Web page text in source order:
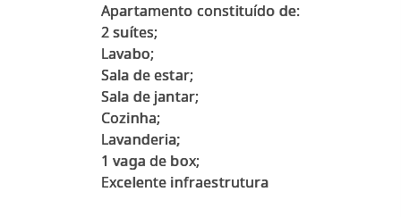
Apartamento constituído de:
2 suítes;
Lavabo;
Sala de estar;
Sala de jantar;
Cozinha;
Lavanderia;
1 vaga de box;